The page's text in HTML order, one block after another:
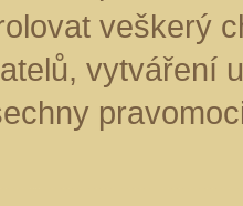
veškerý
vytváření